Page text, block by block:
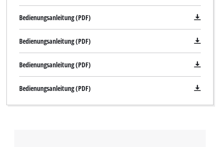
Bedienungsanleitung (PDF)
Bedienungsanleitung (PDF)
Bedienungsanleitung (PDF)
Bedienungsanleitung (PDF)